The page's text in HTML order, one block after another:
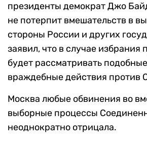
президенты демократ Джо
не потерпит вмешательств в
стороны России и других
заявил, что в случае избрания
будет рассматривать
враждебные действия против
Москва любые обвинения во
выборные процессы
неоднократно отрицала.